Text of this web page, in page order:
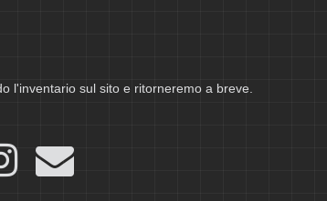
l'inventario sul sito e ritorneremo a breve.